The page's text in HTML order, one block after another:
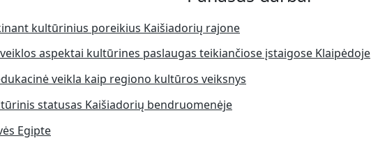
kultūrinius poreikius Kaišiadorių rajone
aspektai kultūrines paslaugas teikiančiose įstaigose Klaipėdoje
veikla kaip regiono kultūros veiksnys
statusas Kaišiadorių bendruomenėje
Egipte